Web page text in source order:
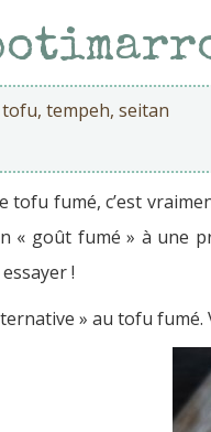
tofu, tempeh, seitan
tofu fumé, c’est
goût fumé » à une
!
» au tofu